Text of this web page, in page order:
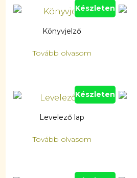
Készleten
Könyvjelző
Tovább olvasom
Készleten
Levelező lap
Tovább olvasom